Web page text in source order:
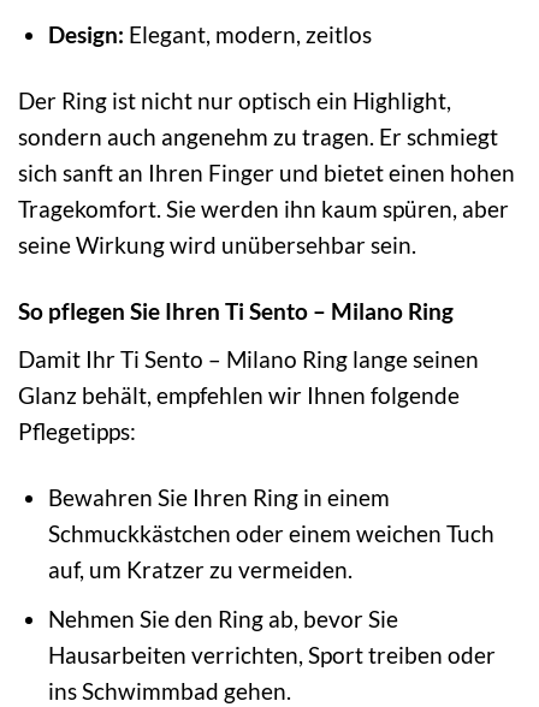
Design: Elegant, modern, zeitlos
Der Ring ist nicht nur optisch ein Highlight,
sondern auch angenehm zu tragen. Er schmiegt
sich sanft an Ihren Finger und bietet einen hohen
Tragekomfort. Sie werden ihn kaum spüren, aber
seine Wirkung wird unübersehbar sein.
So pflegen Sie Ihren Ti Sento – Milano Ring
Damit Ihr Ti Sento – Milano Ring lange seinen
Glanz behält, empfehlen wir Ihnen folgende
Pflegetipps:
Bewahren Sie Ihren Ring in einem
Schmuckkästchen oder einem weichen Tuch
auf, um Kratzer zu vermeiden.
Nehmen Sie den Ring ab, bevor Sie
Hausarbeiten verrichten, Sport treiben oder
ins Schwimmbad gehen.